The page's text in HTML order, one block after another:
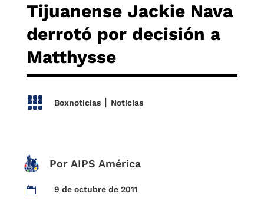
Tijuanense Jackie Nava
derrotó por decisión a
Matthysse
 Boxnoticias| Noticias
Por AIPS América
 9 de octubre de 2011